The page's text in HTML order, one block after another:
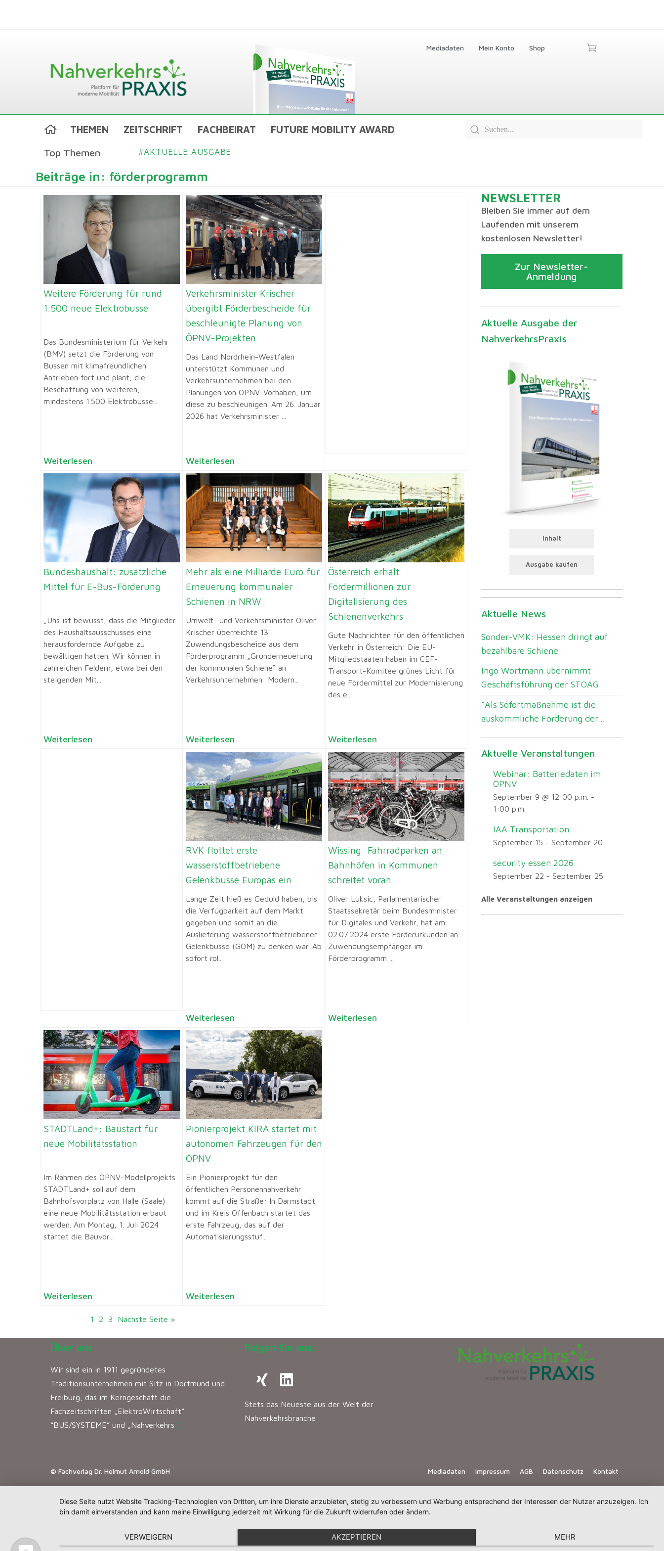
Mediadaten Mein Konto Shop
THEMEN ZEITSCHRIFT FACHBEIRAT FUTURE MOBILITY AWARD
Top Themen #AKTUELLE AUSGABE
Beiträge in: förderprogramm
Weitere Förderung für rund
1.500 neue Elektrobusse
Das Bundesministerium für Verkehr
(BMV) setzt die Förderung von
Bussen mit klimafreundlichen
Antrieben fort und plant, die
Beschaffung von weiteren,
mindestens 1.500 Elektrobusse...
Weiterlesen
Verkehrsminister Krischer
übergibt Förderbescheide für
beschleunigte Planung von
ÖPNV-Projekten
Das Land Nordrhein-Westfalen
unterstützt Kommunen und
Verkehrsunternehmen bei den
Planungen von ÖPNV-Vorhaben, um
diese zu beschleunigen. Am 26. Januar
2026 hat Verkehrsminister ...
Weiterlesen
Bundeshaushalt: zusätzliche
Mittel für E-Bus-Förderung
„Uns ist bewusst, dass die Mitglieder
des Haushaltsausschusses eine
herausfordernde Aufgabe zu
bewältigen hatten. Wir können in
zahlreichen Feldern, etwa bei den
steigenden Mit...
Weiterlesen
Mehr als eine Milliarde Euro für
Erneuerung kommunaler
Schienen in NRW
Umwelt- und Verkehrsminister Oliver
Krischer überreichte 13
Zuwendungsbescheide aus dem
Förderprogramm „Grunderneuerung
der kommunalen Schiene“ an
Verkehrsunternehmen: Modern...
Weiterlesen
Österreich erhält
Fördermillionen zur
Digitalisierung des
Schienenverkehrs
Gute Nachrichten für den öffentlichen
Verkehr in Österreich: Die EU-
Mitgliedstaaten haben im CEF-
Transport-Komitee grünes Licht für
neue Fördermittel zur Modernisierung
des e...
Weiterlesen
RVK flottet erste
wasserstoffbetriebene
Gelenkbusse Europas ein
Lange Zeit hieß es ­Geduld haben, bis
die Verfügbarkeit auf dem Markt
gegeben und somit an die
Auslieferung wasserstoffbetriebener
Gelenkbusse (GOM) zu denken war. Ab
sofort rol...
Weiterlesen
Wissing: Fahrradparken an
Bahnhöfen in Kommunen
schreitet voran
Oliver Luksic, Parlamentarischer
Staatssekretär beim Bundesminister
für Digitales und Verkehr, hat am
02.07.2024 erste Förderurkunden an
Zuwendungsempfänger im
Förderprogramm ...
Weiterlesen
STADTLand+: Baustart für
neue Mobilitätsstation
Im Rahmen des ÖPNV-Modellprojekts
STADTLand+ soll auf dem
Bahnhofsvorplatz von Halle (Saale)
eine neue Mobilitätsstation erbaut
werden. Am Montag, 1. Juli 2024
startet die Bauvor...
Weiterlesen
Pionierprojekt KIRA startet mit
autonomen Fahrzeugen für den
ÖPNV
Ein Pionierprojekt für den
öffentlichen Personennahverkehr
kommt auf die Straße: In Darmstadt
und im Kreis Offenbach startet das
erste Fahrzeug, das auf der
Automatisierungsstuf...
Weiterlesen
1 2 3 Nächste Seite »
NEWSLETTER
Bleiben Sie immer auf dem
Laufenden mit unserem
kostenlosen Newsletter!
Zur Newsletter-
Anmeldung
Aktuelle Ausgabe der
NahverkehrsPraxis
Inhalt
Ausgabe kaufen
Aktuelle News
Sonder-VMK: Hessen dringt auf
bezahlbare Schiene
Ingo Wortmann übernimmt
Geschäftsführung der STOAG
“Als Sofortmaßnahme ist die
auskömmliche Förderung der...
Aktuelle Veranstaltungen
Webinar: Batteriedaten im
ÖPNV
September 9 @ 12:00 p.m. -
1:00 p.m.
IAA Transportation
September 15 -September 20
security essen 2026
September 22 -September 25
Alle Veranstaltungen anzeigen
Über uns
Wir sind ein in 1911 gegründetes
Traditionsunternehmen mit Sitz in Dortmund und
Freiburg, das im Kerngeschäft die
Fachzeitschriften „ElektroWirtschaft“
“BUS/SYSTEME” und „Nahverkehrs […]
Folgen Sie uns:
Stets das Neueste aus der Welt der
Nahverkehrsbranche
© Fachverlag Dr. Helmut Arnold GmbH Mediadaten Impressum AGB Datenschutz Kontakt
Diese Seite nutzt Website Tracking-Technologien von Dritten, um ihre Dienste anzubieten, stetig zu verbessern und Werbung entsprechend der Interessen der Nutzer anzuzeigen. Ich
bin damit einverstanden und kann meine Einwilligung jederzeit mit Wirkung für die Zukunft widerrufen oder ändern.
VERWEIGERN AKZEPTIEREN MEHR